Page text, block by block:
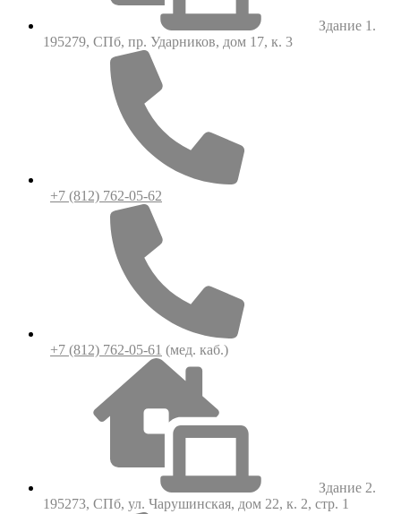
Здание 1.
195279, СПб, пр. Ударников, дом 17, к. 3
+7 (812) 762-05-62
+7 (812) 762-05-61 (мед. каб.)
Здание 2.
195273, СПб, ул. Чарушинская, дом 22, к. 2, стр. 1